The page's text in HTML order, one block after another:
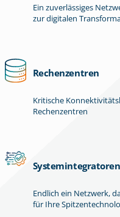
Ein zuverlässiges
zur digitalen
Rechenzentren
Kritische
Rechenzentren
Systemintegratoren
Endlich ein Netzwerk,
für Ihre